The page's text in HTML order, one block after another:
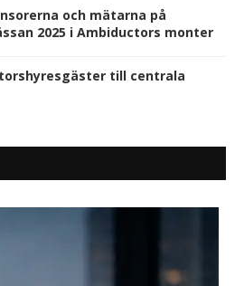
och mätarna på
2025 i Ambiductors monter
till centrala